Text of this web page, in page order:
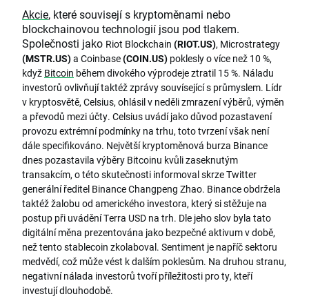
Akcie, které souvisejí s kryptoměnami nebo
blockchainovou technologií jsou pod tlakem.
Společnosti jako Riot Blockchain (RIOT.US), Microstrategy
(MSTR.US)a Coinbase(COIN.US) poklesly o více než 10 %,
když Bitcoin během divokého výprodeje ztratil 15 %. Náladu
investorů ovlivňují taktéž zprávy souvísející s průmyslem. Lídr
v kryptosvětě, Celsius, ohlásil v neděli zmrazení výběrů, výměn
a převodů mezi účty. Celsius uvádí jako důvod pozastavení
provozu extrémní podmínky na trhu, toto tvrzení však není
dále specifikováno. Největší kryptoměnová burza Binance
dnes pozastavila výběry Bitcoinu kvůli zaseknutým
transakcím, o této skutečnosti informoval skrze Twitter
generální ředitel Binance Changpeng Zhao. Binance obdržela
taktéž žalobu od amerického investora, který si stěžuje na
postup při uvádění Terra USD na trh. Dle jeho slov byla tato
digitální měna prezentována jako bezpečné aktivum v době,
než tento stablecoin zkolaboval. Sentiment je napříč sektoru
medvědí, což může vést k dalším poklesům. Na druhou stranu,
negativní nálada investorů tvoří příležitosti pro ty, kteří
investují dlouhodobě.